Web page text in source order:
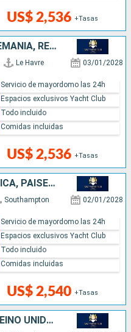
US$ 2,536 +Tasas
BÉLGICA, PAISES BAJOS, ALEMANIA, REINO UNIDO, FRANCIA
Le Havre 03/01/2028
US$ 2,536 +Tasas
Servicio de mayordomo las 24h
Espacios exclusivos Yacht Club
Todo incluido
Comidas incluidas
REINO UNIDO, FRANCIA, BÉLGICA, PAISES BAJOS, ALEMANIA
Southampton 02/01/2028
US$ 2,540 +Tasas
Servicio de mayordomo las 24h
Espacios exclusivos Yacht Club
Todo incluido
Comidas incluidas
PAISES BAJOS, ALEMANIA, REINO UNIDO, FRANCIA, BÉLGICA